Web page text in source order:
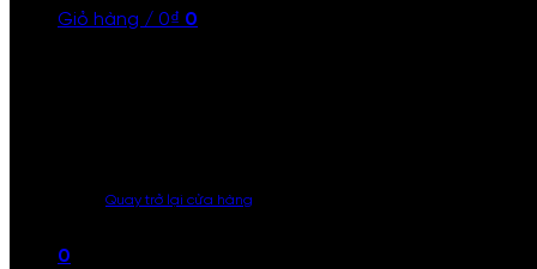
Giỏ hàng / 0₫ 0
Quay trở lại cửa hàng
0